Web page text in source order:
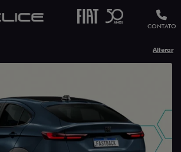
CONTATO
Alterar